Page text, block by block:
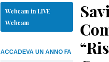
Webcam in LIVE
Webcam
ACCADEVA UN ANNO FA